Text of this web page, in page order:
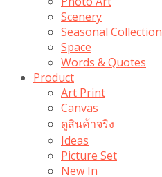
Scenery
Seasonal Collection
Space
Words & Quotes
Product
Art Print
Canvas
ดูสินค้าจริง
Ideas
Picture Set
New In